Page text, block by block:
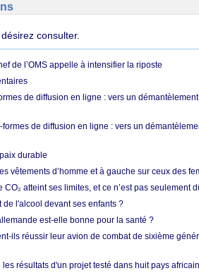
consulter.
de l’OMS appelle à intensifier la riposte
de diffusion en ligne : vers un
de diffusion en ligne : vers un
durable
vêtements d’homme et à gauche sur ceux des
atteint ses limites, et ce n’est pas seulement
l'alcool devant ses enfants ?
est-elle bonne pour la santé ?
ils réussir leur avion de combat de sixième
résultats d'un projet testé dans huit pays